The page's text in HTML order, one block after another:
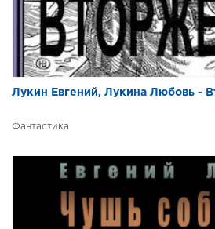
Лукин Евгений, Лукина Любовь -
Фантастика